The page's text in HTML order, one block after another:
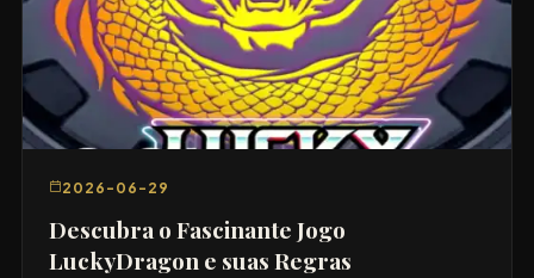
2026-06-29
Descubra o Fascinante Jogo
LuckyDragon e suas Regras